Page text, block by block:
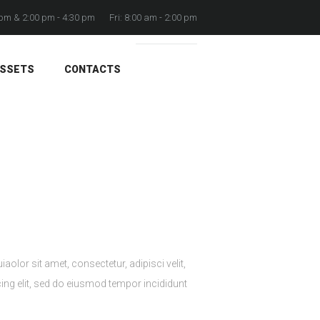
& 2:00 pm - 4:30 pm Fri: 8:00 am - 2:00 pm
CONTACTS
sit amet, consectetur, adipisci velit,
elit, sed do eiusmod tempor incididunt